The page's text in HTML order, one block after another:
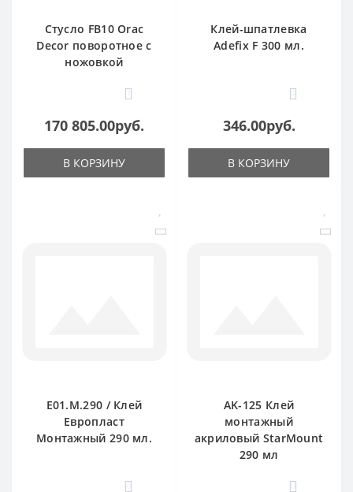
Стусло FB10 Orac
Decor поворотное с
ножовкой
1
170 805.00руб.
В КОРЗИНУ
Клей-шпатлевка
Adefix F 300 мл.
0
346.00руб.
В КОРЗИНУ
E01.M.290 / Клей
Европласт
Монтажный 290 мл.
0
AK-125 Клей
монтажный
акриловый StarMount
290 мл
0